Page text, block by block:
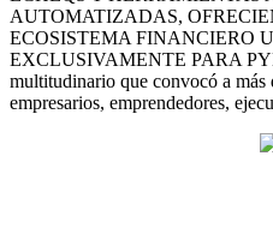
AUTOMATIZADAS,
ECOSISTEMA FINANCIERO
EXCLUSIVAMENTE PARA
multitudinario que convocó a más
empresarios, emprendedores,